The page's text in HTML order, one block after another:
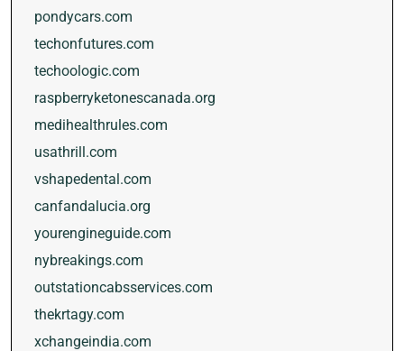
pondycars.com
techonfutures.com
techoologic.com
raspberryketonescanada.org
medihealthrules.com
usathrill.com
vshapedental.com
canfandalucia.org
yourengineguide.com
nybreakings.com
outstationcabsservices.com
thekrtagy.com
xchangeindia.com